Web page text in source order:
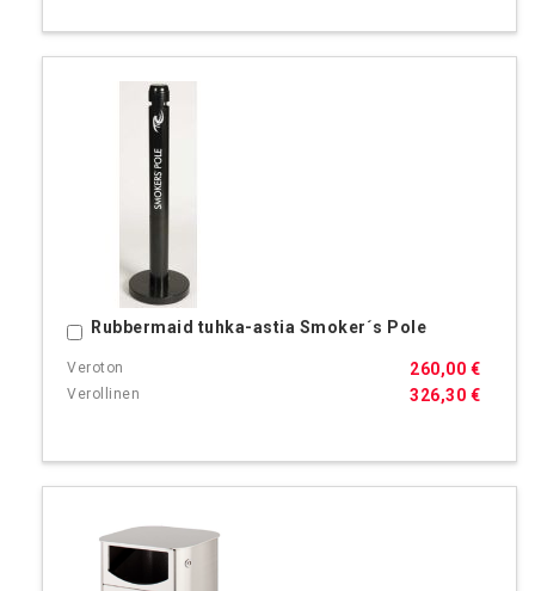
Rubbermaid tuhka-astia Smoker´s Pole
326,30 €
260,00 €
Ostoskoriin